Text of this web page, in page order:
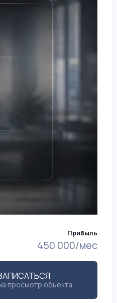
Прибыль
450 000/мес
просмотр объекта